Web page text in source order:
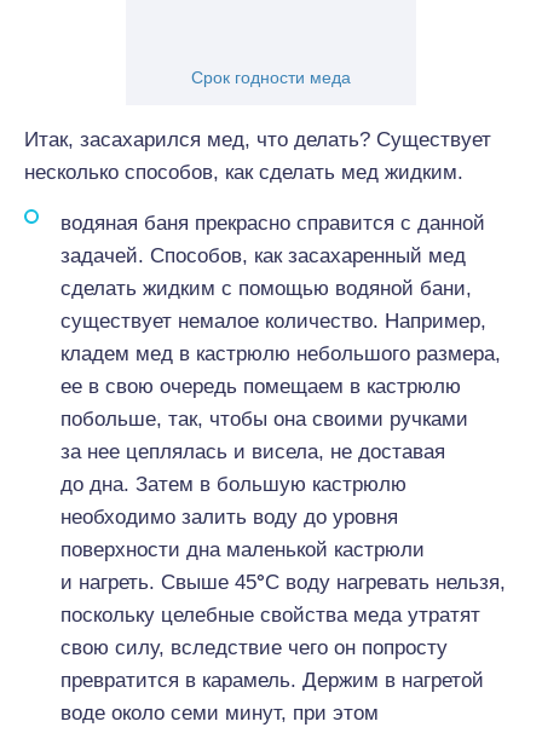
Срок годности меда
Итак, засахарился мед, что делать? Существует
несколько способов, как сделать мед жидким.
водяная баня прекрасно справится с данной
задачей. Способов, как засахаренный мед
сделать жидким с помощью водяной бани,
существует немалое количество. Например,
кладем мед в кастрюлю небольшого размера,
ее в свою очередь помещаем в кастрюлю
побольше, так, чтобы она своими ручками
за нее цеплялась и висела, не доставая
до дна. Затем в большую кастрюлю
необходимо залить воду до уровня
поверхности дна маленькой кастрюли
и нагреть. Свыше 45°С воду нагревать нельзя,
поскольку целебные свойства меда утратят
свою силу, вследствие чего он попросту
превратится в карамель. Держим в нагретой
воде около семи минут, при этом